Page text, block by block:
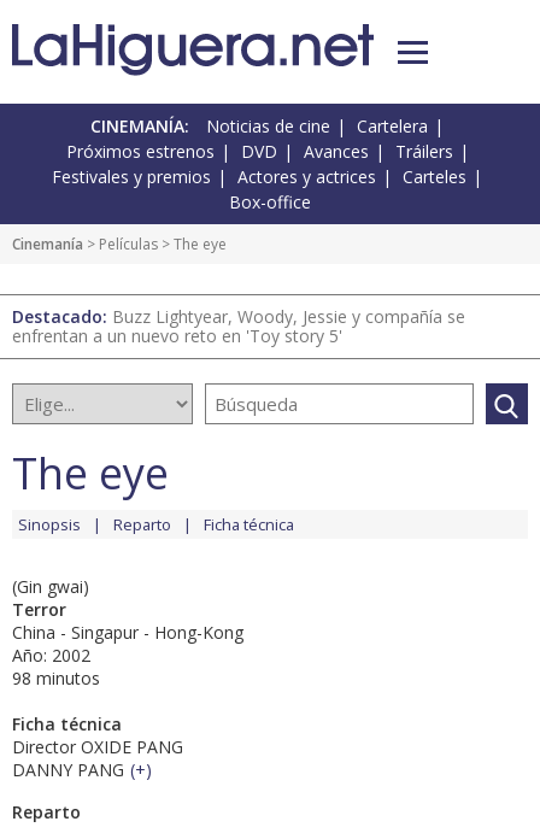
CINEMANÍA: Noticias de cine
Cartelera
Próximos estrenos
DVD Avances
Tráilers
Festivales y premios
Actores y actrices
Carteles
Box-office
Cinemanía > Películas > The eye
Destacado: Buzz Lightyear, Woody, Jessie y compañía se
enfrentan a un nuevo reto en 'Toy story 5'
The eye
Sinopsis Reparto Ficha técnica
(Gin gwai)
Terror
China - Singapur - Hong-Kong
Año: 2002
98 minutos
Ficha técnica
Director OXIDE PANG
DANNY PANG (+)
Reparto